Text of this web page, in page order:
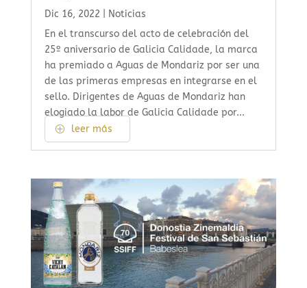
Dic 16, 2022
Noticias
En el transcurso del acto de celebración del
25º aniversario de Galicia Calidade, la marca
ha premiado a Aguas de Mondariz por ser una
de las primeras empresas en integrarse en el
sello. Dirigentes de Aguas de Mondariz han
elogiado la labor de Galicia Calidade por...
leer más